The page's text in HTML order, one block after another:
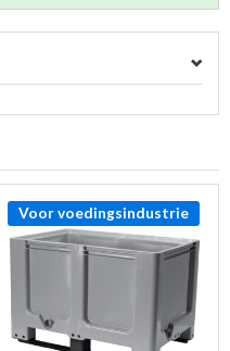
Voor voedingsindustrie